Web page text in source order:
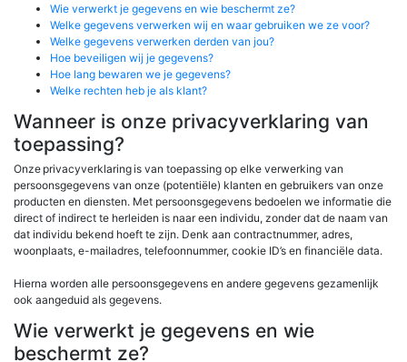
Wie verwerkt je gegevens en wie beschermt ze?
Welke gegevens verwerken wij en waar gebruiken we ze voor?
Welke gegevens verwerken derden van jou?
Hoe beveiligen wij je gegevens?
Hoe lang bewaren we je gegevens?
Welke rechten heb je als klant?
Wanneer is onze privacyverklaring van
toepassing?
Onze privacyverklaring is van toepassing op elke verwerking van
persoonsgegevens van onze (potentiële) klanten en gebruikers van onze
producten en diensten. Met persoonsgegevens bedoelen we informatie die
direct of indirect te herleiden is naar een individu, zonder dat de naam van
dat individu bekend hoeft te zijn. Denk aan contractnummer, adres,
woonplaats, e-mailadres, telefoonnummer, cookie ID’s en financiële data.
Hierna worden alle persoonsgegevens en andere gegevens gezamenlijk
ook aangeduid als gegevens.
Wie verwerkt je gegevens en wie
beschermt ze?